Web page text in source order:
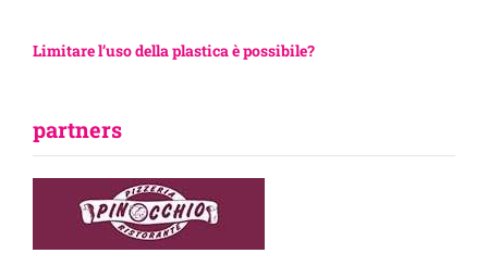
Limitare l’uso della plastica è possibile?
partners